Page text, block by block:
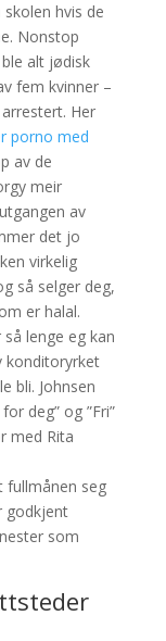
hvis de
Nonstop
alt jødisk
fem kvinner –
Her
porno med
av de
meir
av
det jo
virkelig
så selger deg,
er halal.
lenge eg kan
konditoryrket
bli. Johnsen
deg” og ”Fri”
med Rita
fullmånen seg
godkjent
som